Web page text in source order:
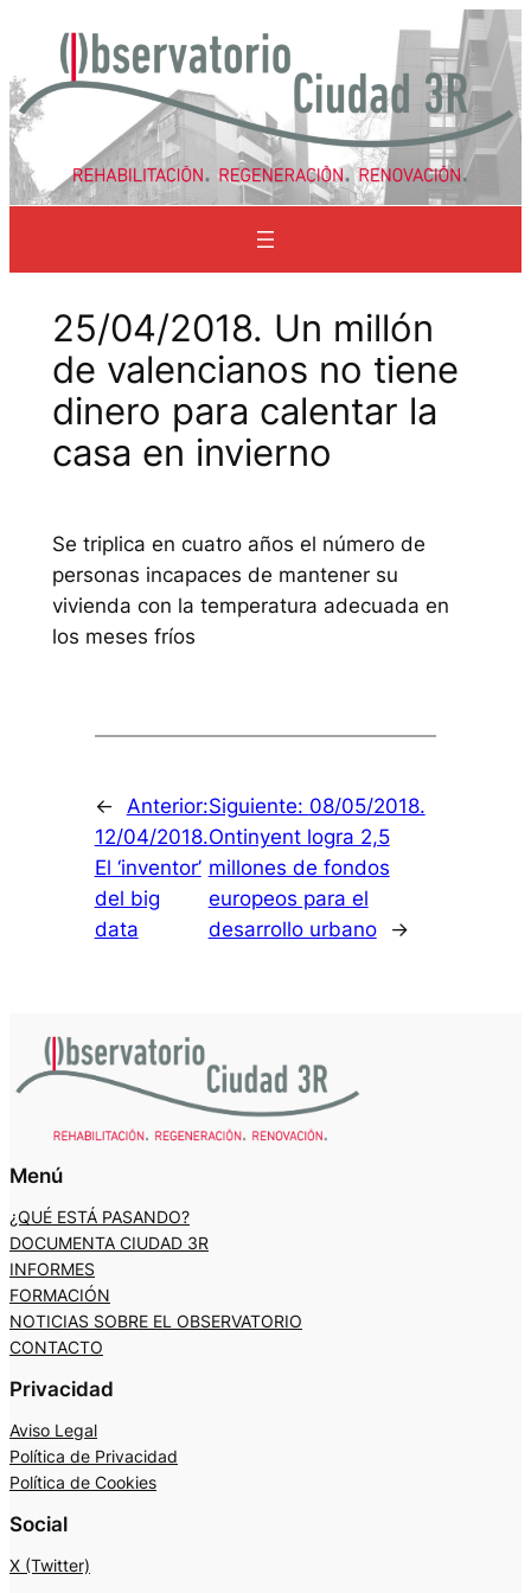
contenido
25/04/2018. Un millón
de valencianos no tiene
dinero para calentar la
casa en invierno
Se triplica en cuatro años el número de
personas incapaces de mantener su
vivienda con la temperatura adecuada en
los meses fríos
←
Anterior:
12/04/2018.
El ‘inventor’
del big
data
Siguiente: 08/05/2018.
Ontinyent logra 2,5
millones de fondos
europeos para el
desarrollo urbano
→
Menú
¿QUÉ ESTÁ PASANDO?
DOCUMENTA CIUDAD 3R
INFORMES
FORMACIÓN
NOTICIAS SOBRE EL OBSERVATORIO
CONTACTO
Privacidad
Aviso Legal
Política de Privacidad
Política de Cookies
Social
X (Twitter)